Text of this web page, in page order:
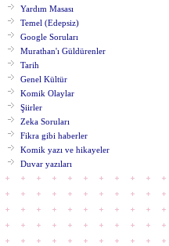
Yardım Masası
Temel (Edepsiz)
Google Soruları
Murathan'ı Güldürenler
Tarih
Genel Kültür
Komik Olaylar
Şiirler
Zeka Soruları
Fikra gibi haberler
Komik yazı ve hikayeler
Duvar yazıları